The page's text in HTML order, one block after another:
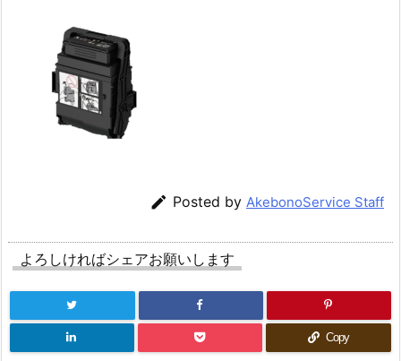
 Posted by AkebonoService Staff
よろしければシェアお願いします
Copy